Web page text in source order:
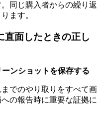
同じ購入者からの繰り返
ます。
直面したときの正し
ンショットを保存する
でのやり取りをすべて画
の報告時に重要な証拠に